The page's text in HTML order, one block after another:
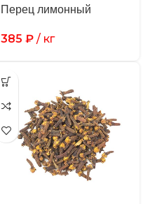
Перец лимонный
385 ₽ / кг